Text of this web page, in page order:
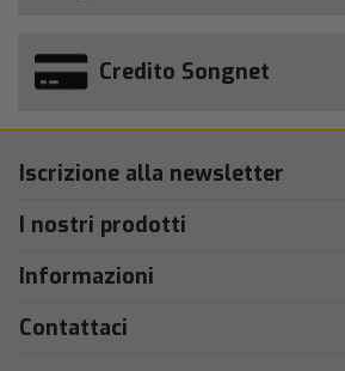
Credito Songnet
Iscrizione alla newsletter
I nostri prodotti
Informazioni
Contattaci